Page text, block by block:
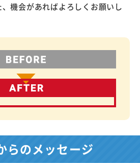
機会があればよろしくお願いし
らのメッセージ